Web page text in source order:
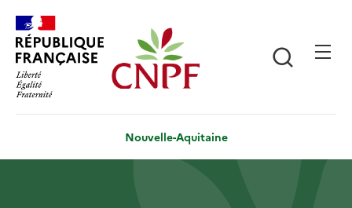
contenu
principal
Nouvelle-Aquitaine